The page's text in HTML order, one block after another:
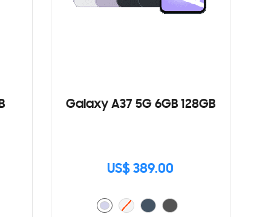
Galaxy A37 5G 6GB 128GB
US$ 389.00